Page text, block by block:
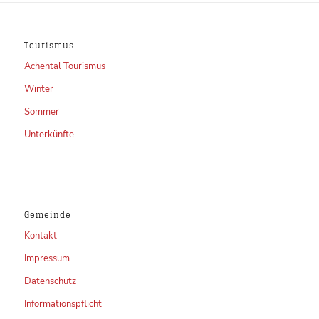
Tourismus
Achental Tourismus
Winter
Sommer
Unterkünfte
Gemeinde
Kontakt
Impressum
Datenschutz
Informationspflicht